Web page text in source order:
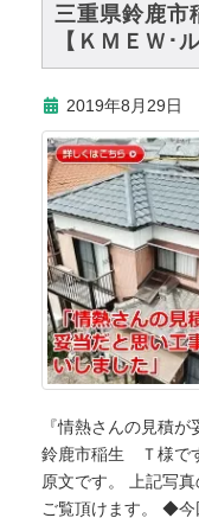
三重県鈴鹿市
【ＫＭＥＷ･
2019年8月29日
『情熱さんの見積
鈴鹿市稲生 Ｔ様で
原文です。 上記写
ご覧頂けます。 ◆今